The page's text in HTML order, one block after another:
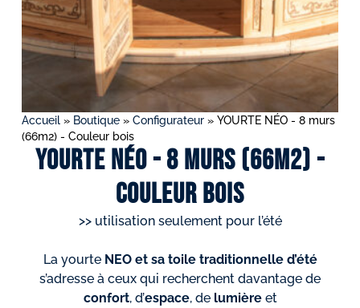
Accueil» Boutique» Configurateur» YOURTE NÉO - 8 murs
(66m2) - Couleur bois
YOURTE NÉO - 8 murs (66m2) -
Couleur bois
>> utilisation seulement pour l’été
La yourte NEO et sa toile traditionnelle d’été
s’adresse à ceux qui recherchent davantage de
confort, d’espace, de lumièreet